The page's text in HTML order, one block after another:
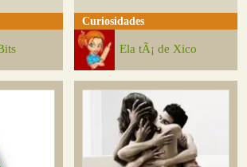
Curiosidades
Ela tÃ¡ de Xico